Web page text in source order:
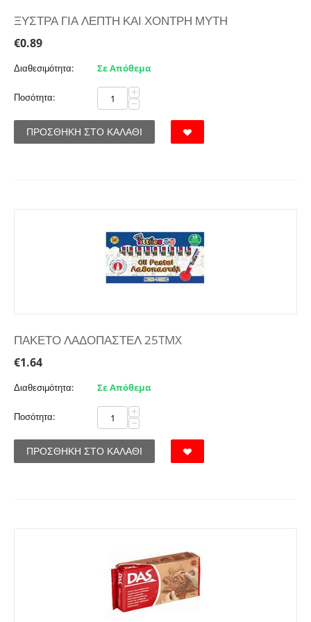
ΞΥΣΤΡΑ ΓΙΑ ΛΕΠΤΗ ΚΑΙ ΧΟΝΤΡΗ ΜΥΤΗ
€0.89
Διαθεσιμότητα: Σε Απόθεμα
Ποσότητα: +
−
ΠΡΟΣΘΉΚΗ ΣΤΟ ΚΑΛΆΘΙ
ΠΑΚΕΤΟ ΛΑΔΟΠΑΣΤΕΛ 25TMX
€1.64
Διαθεσιμότητα: Σε Απόθεμα
Ποσότητα: +
−
ΠΡΟΣΘΉΚΗ ΣΤΟ ΚΑΛΆΘΙ